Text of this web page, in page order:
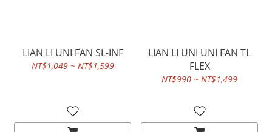
LIAN LI UNI FAN SL-INF
NT$1,049 ~ NT$1,599
LIAN LI UNI UNI FAN TL
FLEX
NT$990 ~ NT$1,499